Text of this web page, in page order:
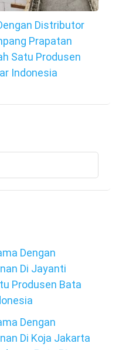
Distributor
Prapatan
Satu Produsen
Indonesia
Dengan
Di Jayanti
Produsen Bata
Dengan
Di Koja Jakarta